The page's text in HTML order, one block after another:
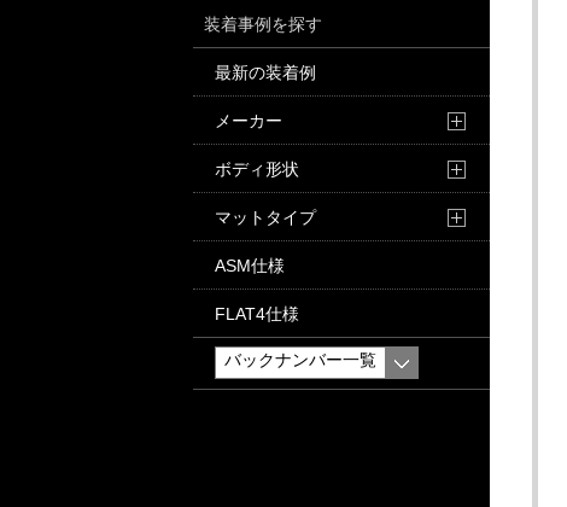
装着事例を探す
最新の装着例
メーカー
ボディ形状
マットタイプ
ASM仕様
FLAT4仕様